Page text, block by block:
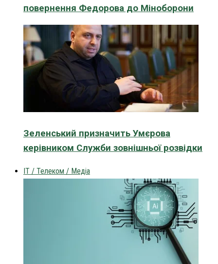
повернення Федорова до Міноборони
Зеленський призначить Умєрова
керівником Служби зовнішньої розвідки
IT / Телеком / Медіа